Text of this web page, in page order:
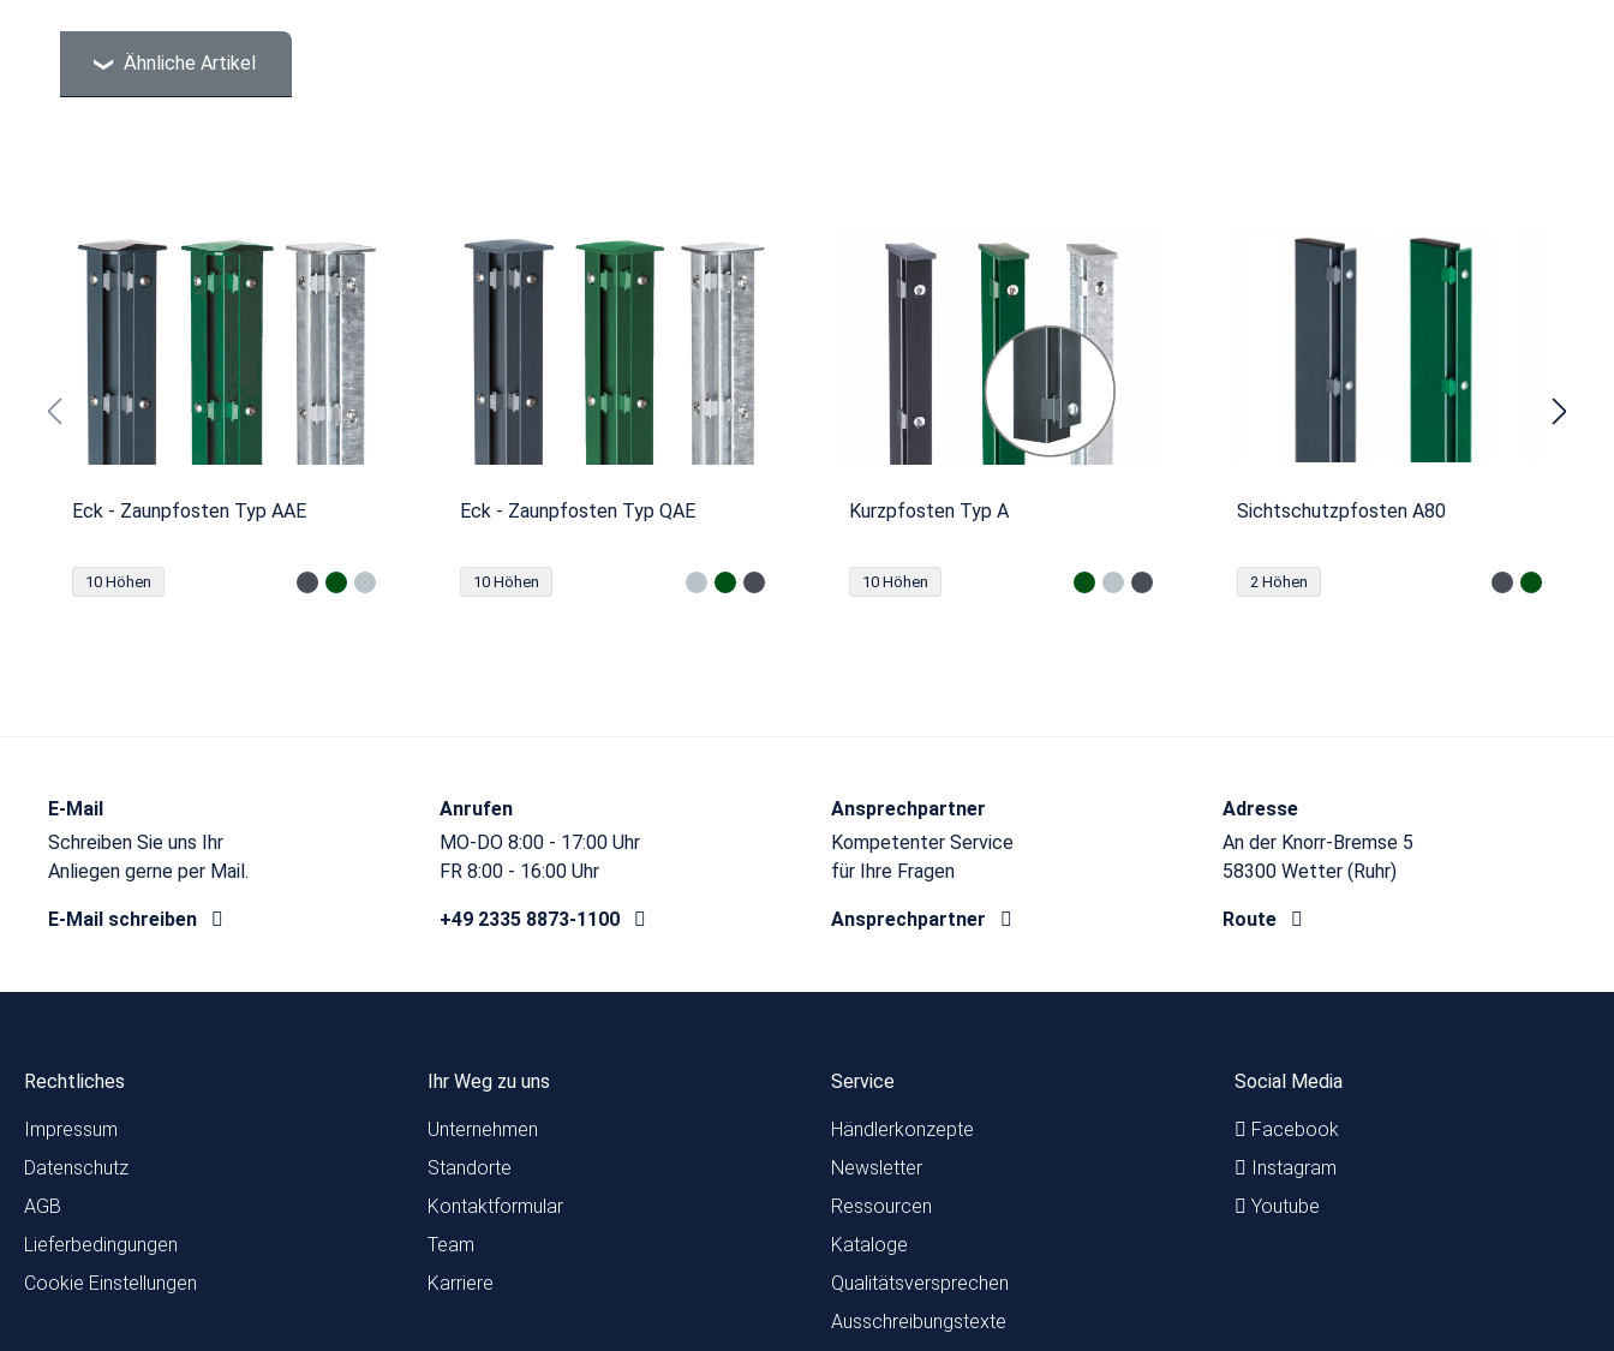
Ähnliche Artikel
Eck - Zaunpfosten Typ AAE
10 Höhen
Eck - Zaunpfosten Typ QAE
10 Höhen
Kurzpfosten Typ A
10 Höhen
Sichtschutzpfosten A80
2 Höhen
E-Mail
Schreiben Sie uns Ihr
Anliegen gerne per Mail.
E-Mail schreiben
Anrufen
MO-DO 8:00 - 17:00 Uhr
FR 8:00 - 16:00 Uhr
+49 2335 8873-1100
Ansprechpartner
Kompetenter Service
für Ihre Fragen
Ansprechpartner
Adresse
An der Knorr-Bremse 5
58300 Wetter (Ruhr)
Route
Rechtliches
Impressum
Datenschutz
AGB
Lieferbedingungen
Cookie Einstellungen
Ihr Weg zu uns
Unternehmen
Standorte
Kontaktformular
Team
Karriere
Service
Händlerkonzepte
Newsletter
Ressourcen
Kataloge
Qualitätsversprechen
Ausschreibungstexte
Social Media
Facebook
Instagram
Youtube